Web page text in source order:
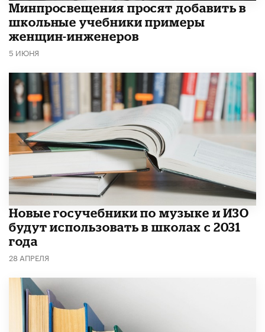
Минпросвещения просят добавить в
школьные учебники примеры
женщин-инженеров
5 ИЮНЯ
Новые госучебники по музыке и ИЗО
будут использовать в школах с 2031
года
28 АПРЕЛЯ